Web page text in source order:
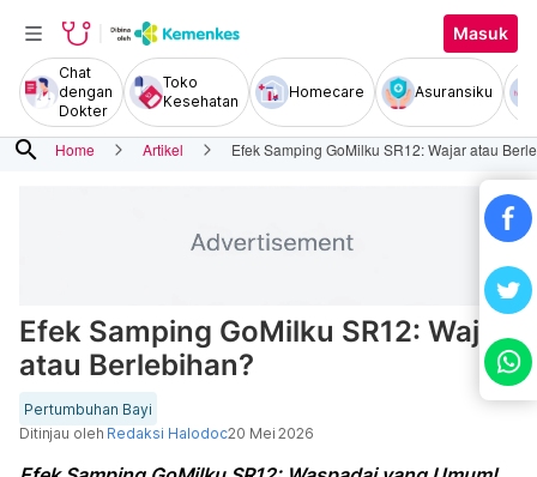
Masuk
Chat
dengan
Dokter
Toko
Kesehatan
Homecare Asuransiku
search Home Artikel Efek Samping GoMilku SR12: Wajar atau
Efek Samping GoMilku SR12: Wajar
atau Berlebihan?
Pertumbuhan Bayi
Ditinjau oleh Redaksi Halodoc20 Mei 2026